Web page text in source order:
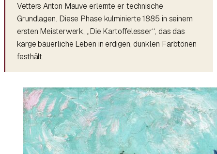
Vetters Anton Mauve erlernte er technische
Grundlagen. Diese Phase kulminierte 1885 in seinem
ersten Meisterwerk, „Die Kartoffelesser“, das das
karge bäuerliche Leben in erdigen, dunklen Farbtönen
festhält.